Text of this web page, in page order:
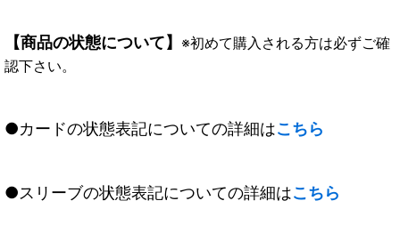
【商品の状態について】 ※初めて購入される方は必ずご確
認下さい。
●カードの状態表記についての詳細はこちら
●スリーブの状態表記についての詳細はこちら